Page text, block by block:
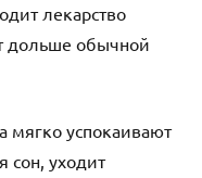
лекарство
дольше обычной
мягко успокаивают
сон, уходит